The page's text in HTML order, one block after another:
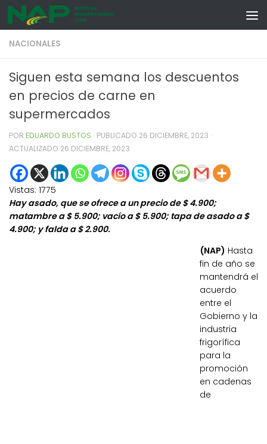
Skip to content
NACIONALES
Siguen esta semana los descuentos
en precios de carne en
supermercados
POR EDUARDO BUSTOS · PUBLICADO 26 DICIEMBRE, 2023 ·
ACTUALIZADO 26 DICIEMBRE, 2023
Vistas: 1775
Hay asado, que se ofrece a un precio de $ 4.900;
matambre a $ 5.900; vacío a $ 5.900; tapa de asado a $
4.900; y falda a $ 2.900.
(NAP) Hasta
fin de año se
mantendrá el
acuerdo
entre el
Gobierno y la
industria
frigorífica
para la
promoción
en cadenas
de